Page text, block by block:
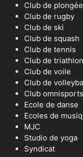
Club de
Club de rugby
Club de ski
Club de squash
Club de tennis
Club de triathlon
Club de voile
Club de
Club omnisports
Ecole de danse
Ecoles de
MJC
Studio de yoga
Syndicat